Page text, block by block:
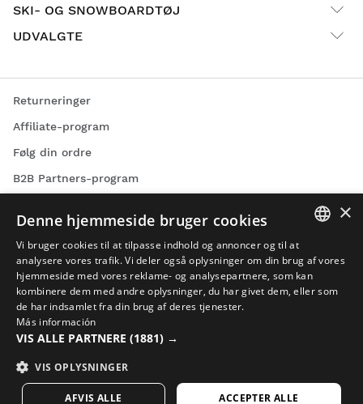
SKI- OG SNOWBOARDTØJ
UDVALGTE
Returneringer
Affiliate-program
Følg din ordre
B2B Partners-program
Ofte stillede spørgsmål
Podcast
Kontakt
Blog
Find din Siroko-butik
SPANISH
ENGLISH
FINNISH
×
Denne hjemmeside bruger cookies
Vi bruger cookies til at tilpasse indhold og annoncer og til at
analysere vores trafik. Vi deler også oplysninger om din brug af vores
hjemmeside med vores reklame- og analysepartnere, som kan
kombinere dem med andre oplysninger, du har givet dem, eller som
de har indsamlet fra din brug af deres tjenester.
Más información
VIS ALLE PARTNERE (1881) →
VIS OPLYSNINGER
ACCEPTER ALLE
AFVIS ALLE